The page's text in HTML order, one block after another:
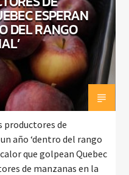
ESPERAN
DEL RANGO
productores de
año ‘dentro del rango
que golpean Quebec
de manzanas en la